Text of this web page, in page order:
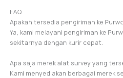
FAQ
Apakah tersedia pengiriman ke
Ya, kami melayani pengiriman ke
sekitarnya dengan kurir cepat.
Apa saja merek alat survey yang
Kami menyediakan berbagai merek